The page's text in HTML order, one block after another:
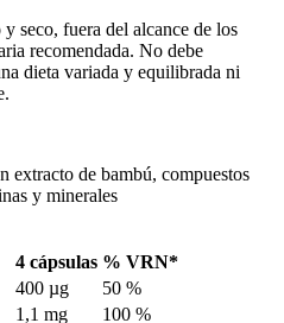
seco, fuera del alcance de los
recomendada. No debe
dieta variada y equilibrada ni
extracto de bambú, compuestos
y minerales
4 cápsulas % VRN*
400 µg
50 %
1,1 mg
100 %